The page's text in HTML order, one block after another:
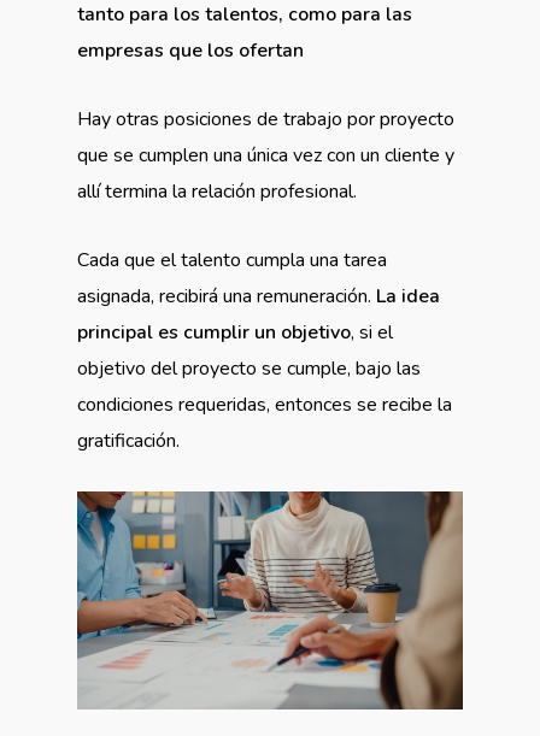
tanto para los talentos, como para las
empresas que los ofertan
Hay otras posiciones de trabajo por proyecto
que se cumplen una única vez con un cliente y
allí termina la relación profesional.
Cada que el talento cumpla una tarea
asignada, recibirá una remuneración. La idea
principal es cumplir un objetivo, si el
objetivo del proyecto se cumple, bajo las
condiciones requeridas, entonces se recibe la
gratificación.